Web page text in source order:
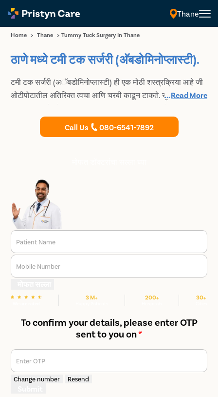
Thane
Home > Thane > Tummy Tuck Surgery In Thane
ठाणे मध्ये टमी टक सर्जरी (अ‍ॅबडोमिनोप्लास्टी).
टमी टक सर्जरी (अॅबडोमिनोप्लास्टी) ही एक मोठी शस्त्रक्रिया आहे जी
ओटीपोटातील अतिरिक्त त्वचा आणि चरबी काढून टाकते. सुरक्षित आणि
आणि अत्यंत अनुभवी प्लास्टिक सर्जनचा सल्ला घ्या.
...Read More
Call Us 080-6541-7892
Patient Name
Mobile Number
3 M+ 200+ 30+
To confirm your details, please enter OTP
sent to you on*
Enter OTP
Change number Resend